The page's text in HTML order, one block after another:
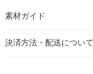
素材ガイド
決済方法・配送について